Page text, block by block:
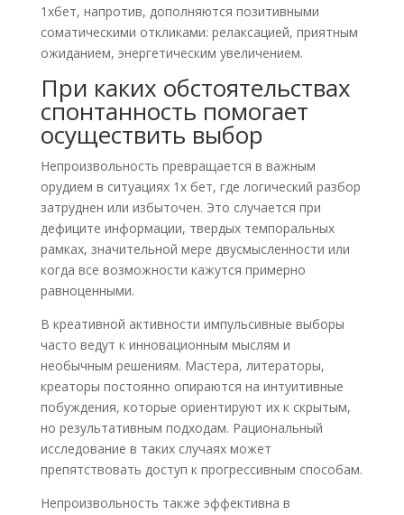
1хбет, напротив, дополняются позитивными
соматическими откликами: релаксацией, приятным
ожиданием, энергетическим увеличением.
При каких обстоятельствах
спонтанность помогает
осуществить выбор
Непроизвольность превращается в важным
орудием в ситуациях 1х бет, где логический разбор
затруднен или избыточен. Это случается при
дефиците информации, твердых темпоральных
рамках, значительной мере двусмысленности или
когда все возможности кажутся примерно
равноценными.
В креативной активности импульсивные выборы
часто ведут к инновационным мыслям и
необычным решениям. Мастера, литераторы,
креаторы постоянно опираются на интуитивные
побуждения, которые ориентируют их к скрытым,
но результативным подходам. Рациональный
исследование в таких случаях может
препятствовать доступ к прогрессивным способам.
Непроизвольность также эффективна в